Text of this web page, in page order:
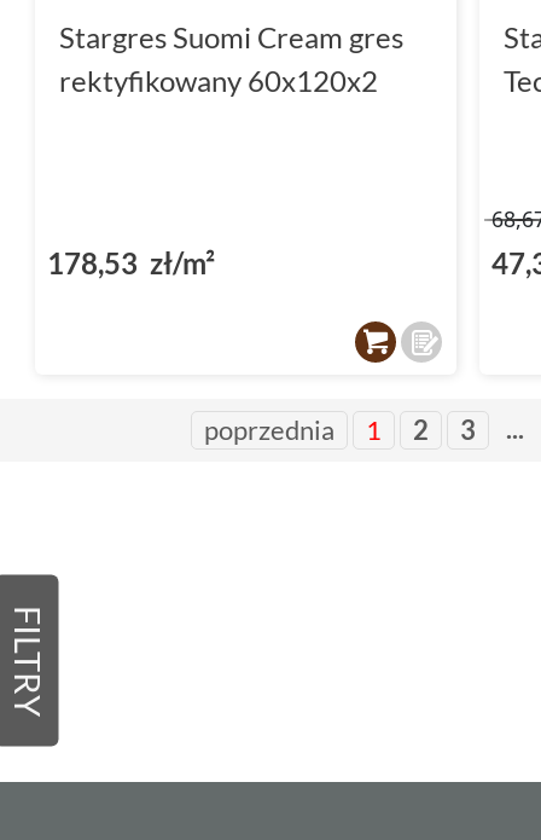
FILTRY
Stargres Suomi Cream gres
rektyfikowany 60x120x2
178,53 zł/m²
poprzednia 1 2 3 ...